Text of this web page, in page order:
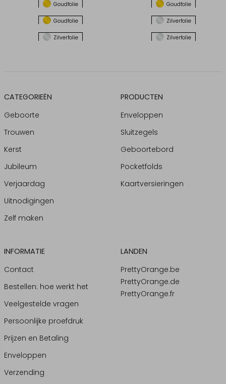
Goudfolie Goudfolie
Goudfolie Zilverfolie
Zilverfolie Zilverfolie
CATEGORIEËN
Geboorte
Trouwen
Kerst
Jubileum
Verjaardag
Uitnodigingen
Zelf maken
PRODUCTEN
Enveloppen
Sluitzegels
Geboortebord
Pocketfolds
Kaartversieringen
INFORMATIE
Contact
Bestellen: hoe werkt het
Veelgestelde vragen
Persoonlijke proefdruk
Prijzen en Betaling
Enveloppen
Verzending
LANDEN
PrettyOrange.be
PrettyOrange.de
PrettyOrange.fr